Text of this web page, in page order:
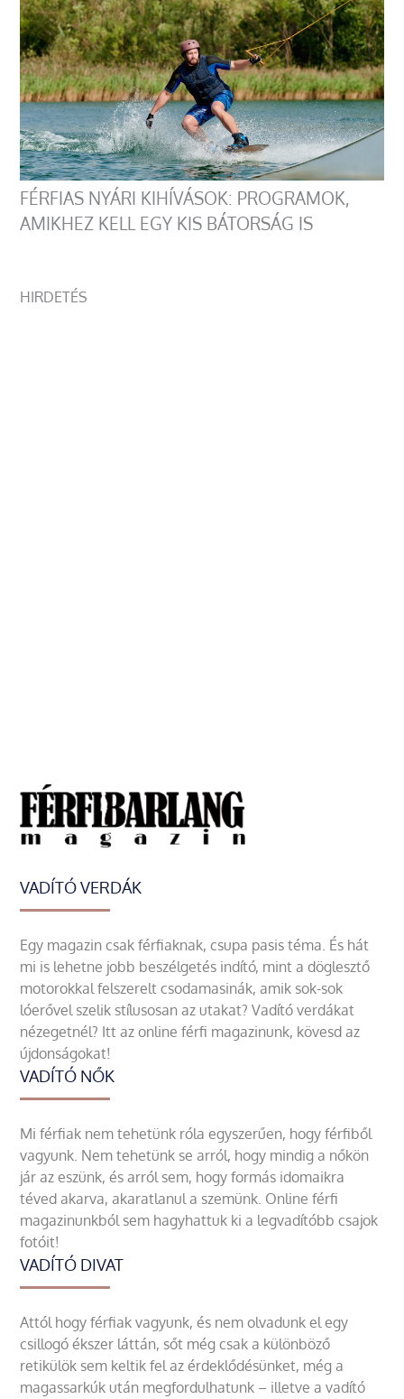
FÉRFIAS NYÁRI KIHÍVÁSOK: PROGRAMOK,
AMIKHEZ KELL EGY KIS BÁTORSÁG IS
HIRDETÉS
VADÍTÓ VERDÁK
Egy magazin csak férfiaknak, csupa pasis téma. És hát
mi is lehetne jobb beszélgetés indító, mint a döglesztő
motorokkal felszerelt csodamasinák, amik sok-sok
lóerővel szelik stílusosan az utakat? Vadító verdákat
nézegetnél? Itt az online férfi magazinunk, kövesd az
újdonságokat!
VADÍTÓ NŐK
Mi férfiak nem tehetünk róla egyszerűen, hogy férfiből
vagyunk. Nem tehetünk se arról, hogy mindig a nőkön
jár az eszünk, és arról sem, hogy formás idomaikra
téved akarva, akaratlanul a szemünk. Online férfi
magazinunkból sem hagyhattuk ki a legvadítóbb csajok
fotóit!
VADÍTÓ DIVAT
Attól hogy férfiak vagyunk, és nem olvadunk el egy
csillogó ékszer láttán, sőt még csak a különböző
retikülök sem keltik fel az érdeklődésünket, még a
magassarkúk után megfordulhatunk – illetve a vadító